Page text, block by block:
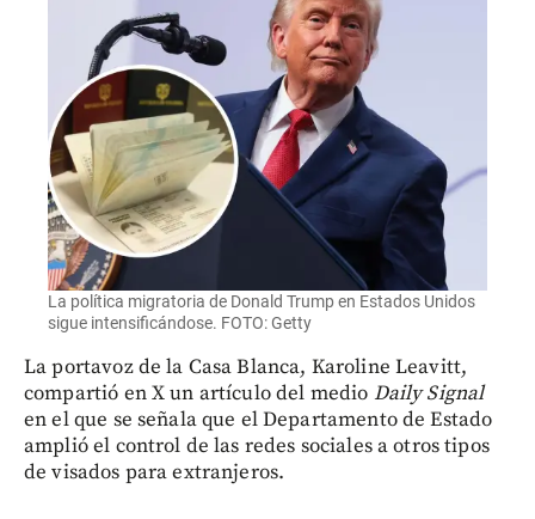
La política migratoria de Donald Trump en Estados Unidos
sigue intensificándose. FOTO: Getty
La portavoz de la Casa Blanca, Karoline Leavitt,
compartió en X un artículo del medio Daily Signal
en el que se señala que el Departamento de Estado
amplió el control de las redes sociales a otros tipos
de visados para extranjeros.